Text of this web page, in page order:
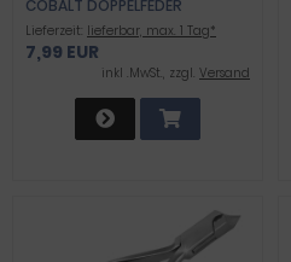
COBALT DOPPELFEDER
Lieferzeit: lieferbar, max. 1 Tag*
7,99 EUR
inkl .MwSt., zzgl. Versand